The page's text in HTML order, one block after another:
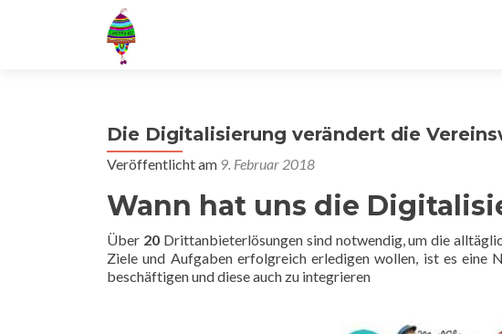
Die Digitalisierung verändert die
Veröffentlicht am 9. Februar 2018
Wann hat uns die
Über 20Drittanbieterlösungen sind notwendig, um die
Ziele und Aufgaben erfolgreich erledigen wollen, ist es eine
beschäftigen und diese auch zu integrieren